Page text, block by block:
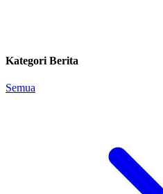
Kategori Berita
Semua